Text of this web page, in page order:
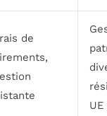
de
UE